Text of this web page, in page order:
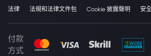
法律 法規和法律文件包 Cookie 披露聲明 安
付款
方式